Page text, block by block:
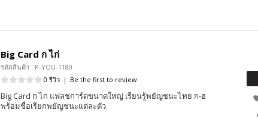
Big Card ก ไก่
รหัสสินค้า : P-YOU-1180
0 รีวิว | Be the first to review
Big Card ก ไก่ แฟลชการ์ดขนาดใหญ่ เรียนรู้พยัญชนะไทย ก-ฮ
พร้อมชื่อเรียกพยัญชนะแต่ละตัว